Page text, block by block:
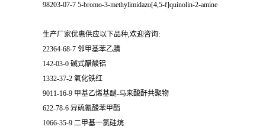
98203-07-7 5-bromo-3-methylimidazo[4,5-f]quinolin-2-amine
生产厂家优惠供应以下品种,欢迎咨询:
22364-68-7 邻甲基苯乙腈
142-03-0 碱式醋酸铝
1332-37-2 氧化铁红
9011-16-9 甲基乙烯基醚-马来酸酐共聚物
622-78-6 异硫氰酸苯甲酯
1066-35-9 二甲基一氯硅烷